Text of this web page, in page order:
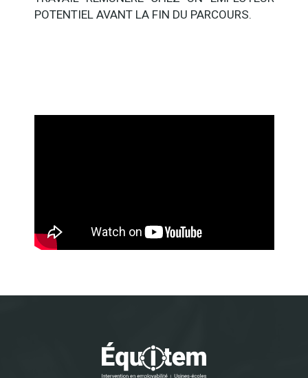
POTENTIEL AVANT LA FIN DU PARCOURS.